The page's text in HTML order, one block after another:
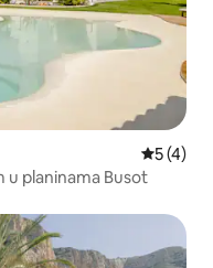
5 (4)
u planinama Busot
„Odabrali gosti”